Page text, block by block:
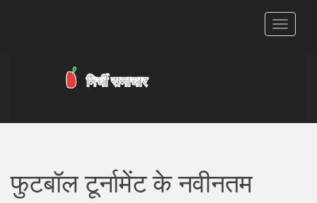
टॉगल
फुटबॉल टूर्नामेंट के नवीनतम